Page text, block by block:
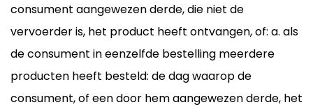
consument aangewezen derde, die niet de
vervoerder is, het product heeft ontvangen, of: a. als
de consument in eenzelfde bestelling meerdere
producten heeft besteld: de dag waarop de
consument, of een door hem aangewezen derde, het